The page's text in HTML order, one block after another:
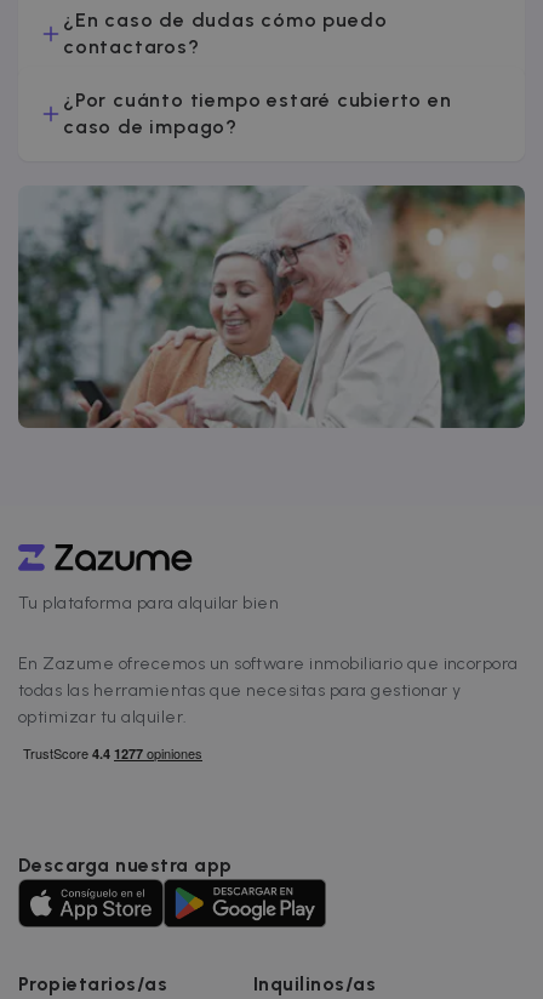
¿En caso de dudas cómo puedo
contactaros?
¿Por cuánto tiempo estaré cubierto en
caso de impago?
Tu plataforma para alquilar bien
En Zazume ofrecemos un software inmobiliario que incorpora
todas las herramientas que necesitas para gestionar y
optimizar tu alquiler.
Descarga nuestra app
Propietarios/as Inquilinos/as